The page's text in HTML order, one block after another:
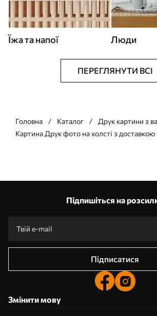
Їжа та напої Люди
ПЕРЕГЛЯНУТИ ВСІ
Головна Каталог
Друк картини з
Картина Друк фото на холсті з
Підпишіться на
Підписатися
Змінити мову